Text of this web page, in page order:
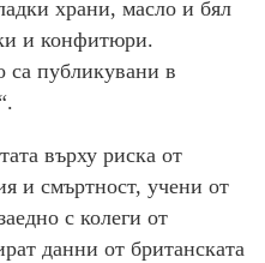
храни, масло и бял
и конфитюри.
са публикувани в
върху риска от
и смъртност, учени от
с колеги от
данни от британската